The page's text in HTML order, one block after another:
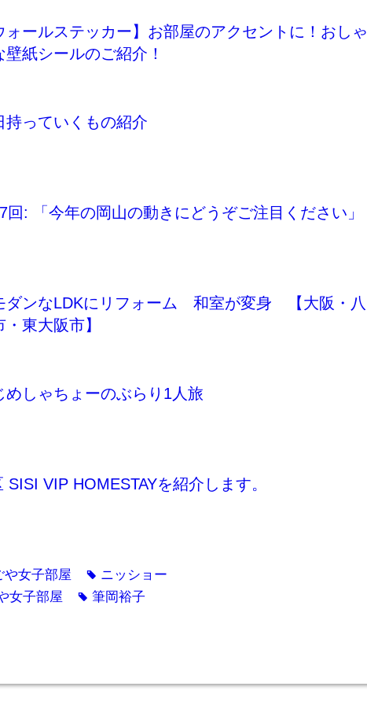
ォールステッカー】お部屋のアクセントに！おしゃ
壁紙シールのご紹介！
持っていくもの紹介
回: 「今年の岡山の動きにどうぞご注目ください」
ダンなLDKにリフォーム 和室が変身 【大阪・八
・東大阪市】
めしゃちょーのぶらり1人旅
SISI VIP HOMESTAYを紹介します。
や女子部屋 tag ニッショー
女子部屋 tag 筆岡裕子